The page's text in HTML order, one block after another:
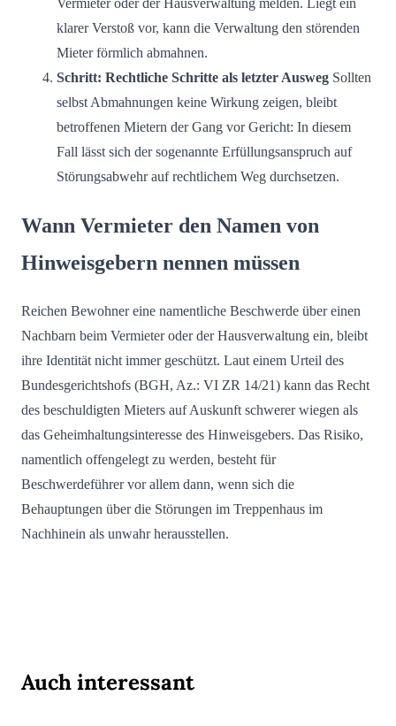
Vermieter oder der Hausverwaltung melden. Liegt ein
klarer Verstoß vor, kann die Verwaltung den störenden
Mieter förmlich abmahnen.
Schritt: Rechtliche Schritte als letzter Ausweg Sollten
selbst Abmahnungen keine Wirkung zeigen, bleibt
betroffenen Mietern der Gang vor Gericht: In diesem
Fall lässt sich der sogenannte Erfüllungsanspruch auf
Störungsabwehr auf rechtlichem Weg durchsetzen.
Wann Vermieter den Namen von
Hinweisgebern nennen müssen
Reichen Bewohner eine namentliche Beschwerde über einen
Nachbarn beim Vermieter oder der Hausverwaltung ein, bleibt
ihre Identität nicht immer geschützt. Laut einem Urteil des
Bundesgerichtshofs (BGH, Az.: VI ZR 14/21) kann das Recht
des beschuldigten Mieters auf Auskunft schwerer wiegen als
das Geheimhaltungsinteresse des Hinweisgebers. Das Risiko,
namentlich offengelegt zu werden, besteht für
Beschwerdeführer vor allem dann, wenn sich die
Behauptungen über die Störungen im Treppenhaus im
Nachhinein als unwahr herausstellen.
Auch interessant